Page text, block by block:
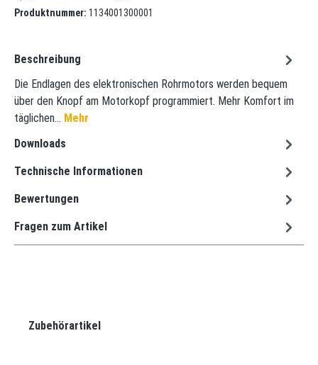
Produktnummer: 1134001300001
Beschreibung
Die Endlagen des elektronischen Rohrmotors werden bequem
über den Knopf am Motorkopf programmiert. Mehr Komfort im
täglichen… Mehr
Downloads
Technische Informationen
Bewertungen
Fragen zum Artikel
Produktgalerie überspringen
Zubehörartikel